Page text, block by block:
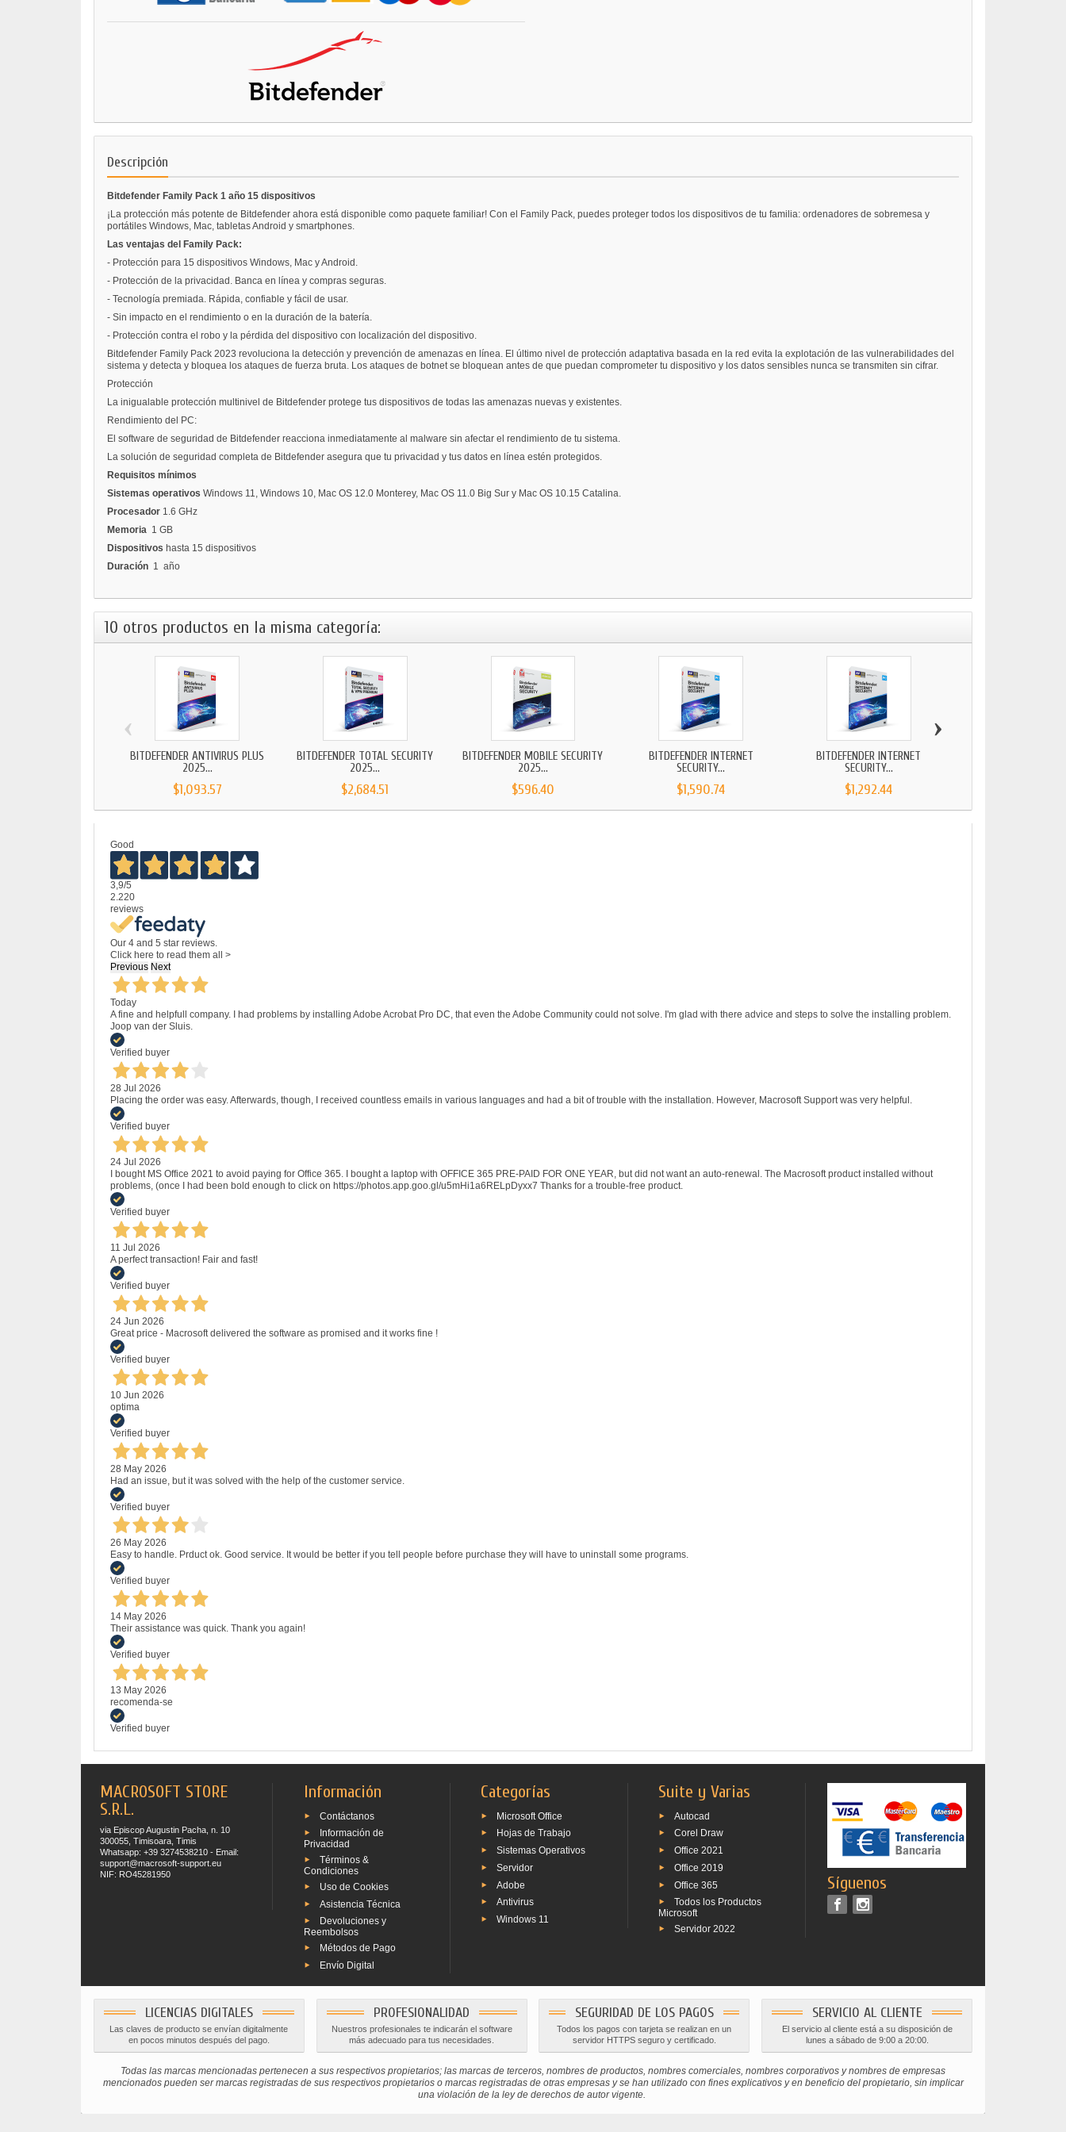
Descripción
Bitdefender Family Pack 1 año 15 dispositivos
¡La protección más potente de Bitdefender ahora está disponible como paquete familiar! Con el Family Pack, puedes proteger todos los dispositivos de tu familia: ordenadores de sobremesa y
portátiles Windows, Mac, tabletas Android y smartphones.
Las ventajas del Family Pack:
- Protección para 15 dispositivos Windows, Mac y Android.
- Protección de la privacidad. Banca en línea y compras seguras.
- Tecnología premiada. Rápida, confiable y fácil de usar.
- Sin impacto en el rendimiento o en la duración de la batería.
- Protección contra el robo y la pérdida del dispositivo con localización del dispositivo.
Bitdefender Family Pack 2023 revoluciona la detección y prevención de amenazas en línea. El último nivel de protección adaptativa basada en la red evita la explotación de las vulnerabilidades del
sistema y detecta y bloquea los ataques de fuerza bruta. Los ataques de botnet se bloquean antes de que puedan comprometer tu dispositivo y los datos sensibles nunca se transmiten sin cifrar.
Protección
La inigualable protección multinivel de Bitdefender protege tus dispositivos de todas las amenazas nuevas y existentes.
Rendimiento del PC:
El software de seguridad de Bitdefender reacciona inmediatamente al malware sin afectar el rendimiento de tu sistema.
La solución de seguridad completa de Bitdefender asegura que tu privacidad y tus datos en línea estén protegidos.
Requisitos mínimos
Sistemas operativos Windows 11, Windows 10, Mac OS 12.0 Monterey, Mac OS 11.0 Big Sur y Mac OS 10.15 Catalina.
Procesador 1.6 GHz
Memoria 1 GB
Dispositivos hasta 15 dispositivos
Duración 1 año
10 otros productos en la misma categoría:
BITDEFENDER ANTIVIRUS PLUS
2025...
$1,093.57
BITDEFENDER TOTAL SECURITY
2025...
$2,684.51
BITDEFENDER MOBILE SECURITY
2025...
$596.40
BITDEFENDER INTERNET
SECURITY...
$1,590.74
BITDEFENDER INTERNET
SECURITY...
$1,292.44
‹ ›
Good
3,9/5
2.220
reviews
Our 4 and 5 star reviews.
Click here to read them all >
Previous Next
Today
A fine and helpfull company. I had problems by installing Adobe Acrobat Pro DC, that even the Adobe Community could not solve. I'm glad with there advice and steps to solve the installing problem.
Joop van der Sluis.
Verified buyer
28 Jul 2026
Placing the order was easy. Afterwards, though, I received countless emails in various languages and had a bit of trouble with the installation. However, Macrosoft Support was very helpful.
Verified buyer
24 Jul 2026
I bought MS Office 2021 to avoid paying for Office 365. I bought a laptop with OFFICE 365 PRE-PAID FOR ONE YEAR, but did not want an auto-renewal. The Macrosoft product installed without
problems, (once I had been bold enough to click on https://photos.app.goo.gl/u5mHi1a6RELpDyxx7 Thanks for a trouble-free product.
Verified buyer
11 Jul 2026
A perfect transaction! Fair and fast!
Verified buyer
24 Jun 2026
Great price - Macrosoft delivered the software as promised and it works fine !
Verified buyer
10 Jun 2026
optima
Verified buyer
28 May 2026
Had an issue, but it was solved with the help of the customer service.
Verified buyer
26 May 2026
Easy to handle. Prduct ok. Good service. It would be better if you tell people before purchase they will have to uninstall some programs.
Verified buyer
14 May 2026
Their assistance was quick. Thank you again!
Verified buyer
13 May 2026
recomenda-se
Verified buyer
MACROSOFT STORE
S.R.L.
via Episcop Augustin Pacha, n. 10
300055, Timisoara, Timis
Whatsapp: +39 3274538210 - Email:
support@macrosoft-support.eu
NIF: RO45281950
Información
Contáctanos
Información de
Privacidad
Términos &
Condiciones
Uso de Cookies
Asistencia Técnica
Devoluciones y
Reembolsos
Métodos de Pago
Envío Digital
Categorías
Microsoft Office
Hojas de Trabajo
Sistemas Operativos
Servidor
Adobe
Antivirus
Windows 11
Suite y Varias
Autocad
Corel Draw
Office 2021
Office 2019
Office 365
Todos los Productos
Microsoft
Servidor 2022
Síguenos
LICENCIAS DIGITALES
Las claves de producto se envían digitalmente
en pocos minutos después del pago.
PROFESIONALIDAD
Nuestros profesionales te indicarán el software
más adecuado para tus necesidades.
SEGURIDAD DE LOS PAGOS
Todos los pagos con tarjeta se realizan en un
servidor HTTPS seguro y certificado.
SERVICIO AL CLIENTE
El servicio al cliente está a su disposición de
lunes a sábado de 9:00 a 20:00.
Todas las marcas mencionadas pertenecen a sus respectivos propietarios; las marcas de terceros, nombres de productos, nombres comerciales, nombres corporativos y nombres de empresas
mencionados pueden ser marcas registradas de sus respectivos propietarios o marcas registradas de otras empresas y se han utilizado con fines explicativos y en beneficio del propietario, sin implicar
una violación de la ley de derechos de autor vigente.